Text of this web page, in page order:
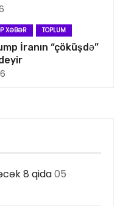
XƏBƏR TOPLUM
İranın “çöküşdə”
8 qida05